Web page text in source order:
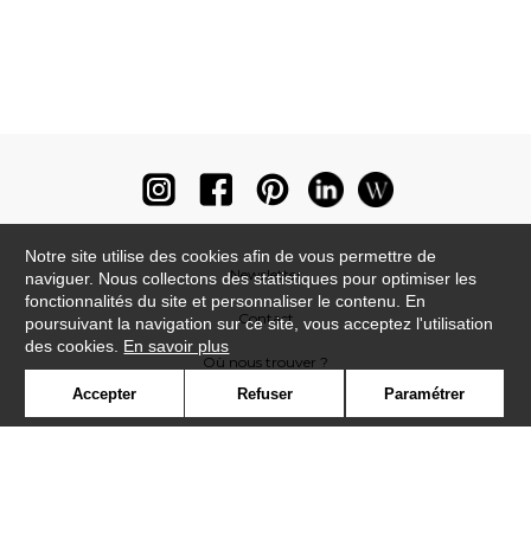
Newsletter
Contact
Où nous trouver ?
Notre site utilise des cookies afin de vous permettre de
naviguer. Nous collectons des statistiques pour optimiser les
fonctionnalités du site et personnaliser le contenu. En
poursuivant la navigation sur ce site, vous acceptez l'utilisation
des cookies. En savoir plus
Accepter Refuser Paramétrer